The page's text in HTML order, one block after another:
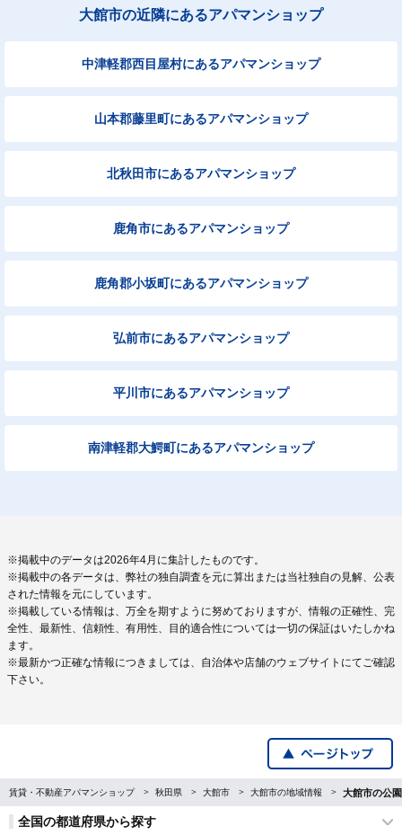
大館市の近隣にあるアパマンショップ
中津軽郡西目屋村にあるアパマンショップ
山本郡藤里町にあるアパマンショップ
北秋田市にあるアパマンショップ
鹿角市にあるアパマンショップ
鹿角郡小坂町にあるアパマンショップ
弘前市にあるアパマンショップ
平川市にあるアパマンショップ
南津軽郡大鰐町にあるアパマンショップ
※掲載中のデータは2026年4月に集計したものです。
※掲載中の各データは、弊社の独自調査を元に算出または当社独自の見解、公表
された情報を元にしています。
※掲載している情報は、万全を期すように努めておりますが、情報の正確性、完
全性、最新性、信頼性、有用性、目的適合性については一切の保証はいたしかね
ます。
※最新かつ正確な情報につきましては、自治体や店舗のウェブサイトにてご確認
下さい。
賃貸・不動産アパマンショップ 秋田県 大館市 大館市の地域情報 大館市の公園
全国の都道府県から探す